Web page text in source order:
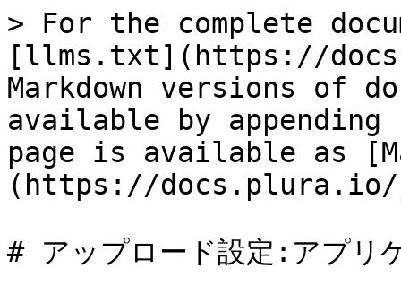
> For the complete
[llms.txt](https://
Markdown versions of
available by
page is available as
(https://docs.plura.io/
# アップロード設定:アプリ